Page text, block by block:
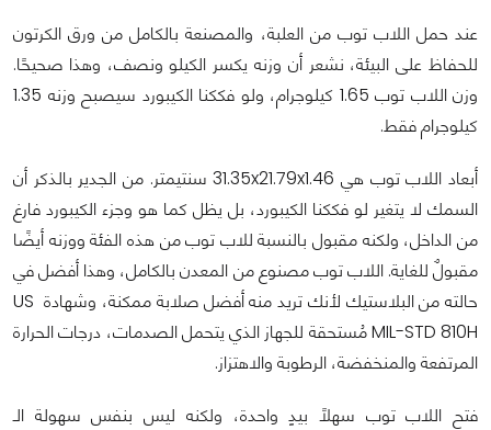
عند حمل اللاب توب من العلبة، والمصنعة بالكامل من ورق الكرتون
للحفاظ على البيئة، نشعر أن وزنه يكسر الكيلو ونصف، وهذا صحيحًا.
وزن اللاب توب 1.65 كيلوجرام، ولو فككنا الكيبورد سيصبح وزنه 1.35
كيلوجرام فقط.
أبعاد اللاب توب هي 31.35x21.79x1.46 سنتيمتر. من الجدير بالذكر أن
السمك لا يتغير لو فككنا الكيبورد، بل يظل كما هو وجزء الكيبورد فارغ
من الداخل، ولكنه مقبول بالنسبة للاب توب من هذه الفئة ووزنه أيضًا
مقبولٌ للغاية. اللاب توب مصنوع من المعدن بالكامل، وهذا أفضل في
حالته من البلاستيك لأنك تريد منه أفضل صلابة ممكنة، وشهادة US
MIL-STD 810H مُستحقة للجهاز الذي يتحمل الصدمات، درجات الحرارة
المرتفعة والمنخفضة، الرطوبة والاهتزاز.
فتح اللاب توب سهلًا بيدٍ واحدة، ولكنه ليس بنفس سهولة الـ